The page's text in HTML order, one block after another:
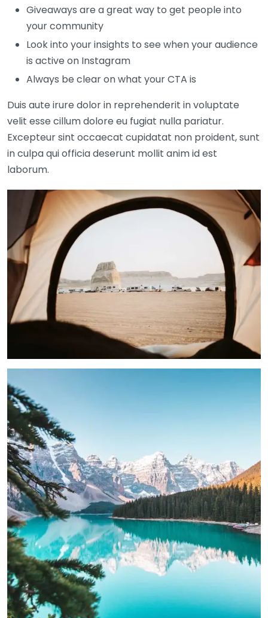
Giveaways are a great way to get people into
your community
Look into your insights to see when your audience
is active on Instagram
Always be clear on what your CTA is
Duis aute irure dolor in reprehenderit in voluptate
velit esse cillum dolore eu fugiat nulla pariatur.
Excepteur sint occaecat cupidatat non proident, sunt
in culpa qui officia deserunt mollit anim id est
laborum.